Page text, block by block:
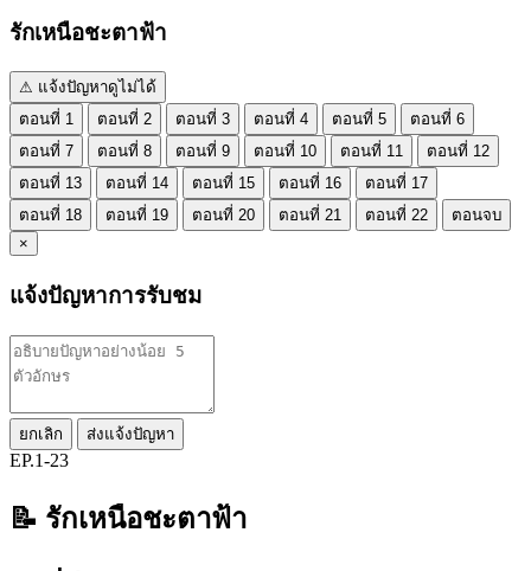
รักเหนือชะตาฟ้า
⚠ แจ้งปัญหาดูไม่ได้
ตอนที่ 1
ตอนที่ 2 ตอนที่ 3 ตอนที่ 4 ตอนที่ 5
ตอนที่ 6
ตอนที่ 7
ตอนที่ 8 ตอนที่ 9 ตอนที่ 10 ตอนที่ 11
ตอนที่ 12
ตอนที่ 13
ตอนที่ 14 ตอนที่ 15 ตอนที่ 16
ตอนที่ 17
ตอนที่ 18
ตอนที่ 19 ตอนที่ 20 ตอนที่ 21 ตอนที่ 22
ตอนจบ
×
แจ้งปัญหาการรับชม
ยกเลิก ส่งแจ้งปัญหา
EP.1-23
📝 รักเหนือชะตาฟ้า